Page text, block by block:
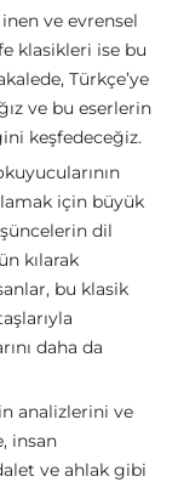
ve evrensel
klasikleri ise bu
Türkçe’ye
ve bu eserlerin
keşfedeceğiz.
için büyük
dil
kılarak
bu klasik
daha da
analizlerini ve
insan
ve ahlak gibi